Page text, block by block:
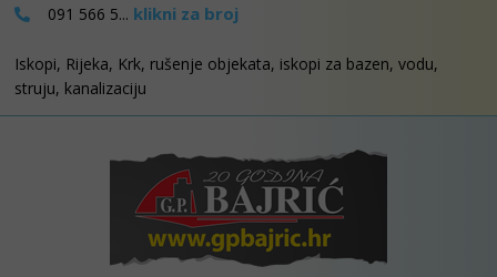
091 566 5... klikni za broj
Iskopi, Rijeka, Krk, rušenje objekata, iskopi za bazen, vodu,
struju, kanalizaciju